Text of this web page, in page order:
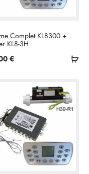
Complet KL8300 +
KL8-3H
€